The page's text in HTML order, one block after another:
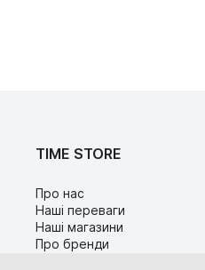
TIME STORE
Про нас
Наші переваги
Наші магазини
Про бренди